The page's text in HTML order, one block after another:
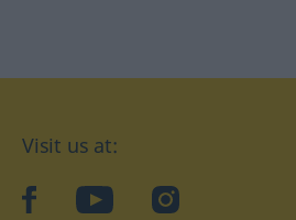
Visit us at:
facebookYouTubeInstagram